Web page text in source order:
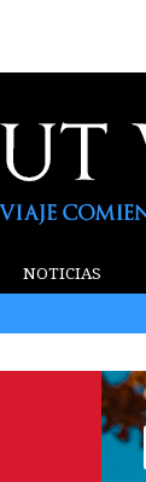
NOTICIAS